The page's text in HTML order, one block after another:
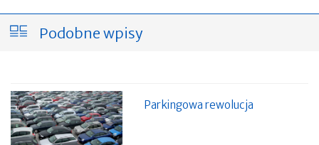
Podobne wpisy
Parkingowa rewolucja